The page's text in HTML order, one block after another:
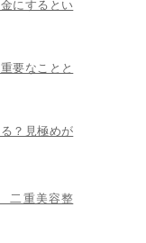
にするとい
要なことと
？見極めが
二重美容整